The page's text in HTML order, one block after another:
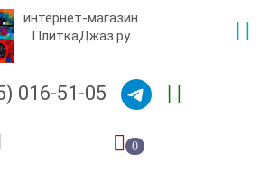
интернет-магазин
ПлиткаДжаз.ру
016-51-05
0